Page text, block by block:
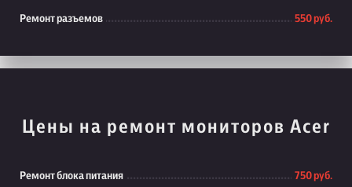
Ремонт разъемов 550 руб.
Цены на ремонт мониторов Acer
Ремонт блока питания 750 руб.